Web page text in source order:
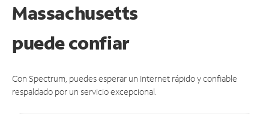
Massachusetts
puedeconfiar
Con Spectrum, puedes esperar un Internet rápido y confiable
respaldado por un servicio excepcional.